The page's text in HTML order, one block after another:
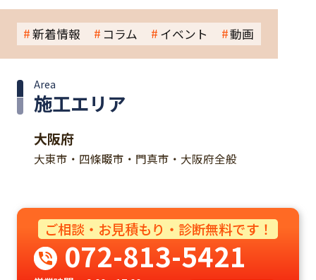
新着情報 コラム イベント 動画
施工エリア
Area
大阪府
大東市・四條畷市・門真市・大阪府全般
ご相談・お見積もり・診断無料です！
072-813-5421